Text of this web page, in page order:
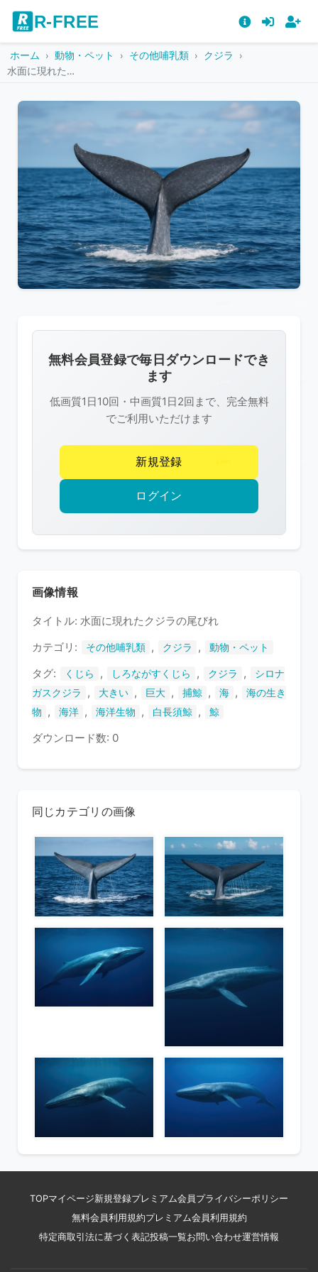
R-FREE
ホーム 動物・ペット その他哺乳類
クジラ
水面に現れたクジラの尾びれ
像
は
R-
FREE
作
権
護
い
ま
無料会員登録で毎日ダウンロードでき
ます
低画質1日10回・中画質1日2回まで、完全無料
でご利用いただけます
新規登録
ログイン
画像情報
タイトル: 水面に現れたクジラの尾びれ
カテゴリ:
その他哺乳類 , クジラ , 動物・ペット
タグ: くじら , しろながすくじら , クジラ ,
シロナ
ガスクジラ
, 大きい , 巨大 , 捕鯨 , 海 ,
海の生き
物
, 海洋 , 海洋生物 , 白長須鯨 , 鯨
ダウンロード数: 0
同じカテゴリの画像
TOPマイページ新規登録プレミアム会員 プライバシーポリシー
無料会員利用規約プレミアム会員利用規約
特定商取引法に基づく表記投稿一覧お問い合わせ運営情報